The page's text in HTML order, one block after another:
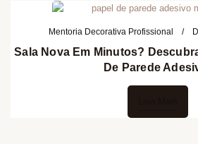
Mentoria Decorativa Profissional
Sala Nova Em Minutos?
De Parede